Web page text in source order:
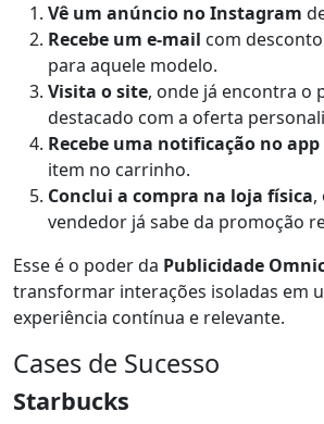
Vê um anúncio no Instagram
Recebe um e-mail com
para aquele modelo.
Visita o site, onde já encontra o
destacado com a oferta
Recebe uma notificação no app
item no carrinho.
Conclui a compra na loja física,
vendedor já sabe da promoção
Esse é o poder da Publicidade
transformar interações isoladas em
experiência contínua e relevante.
Cases de Sucesso
Starbucks